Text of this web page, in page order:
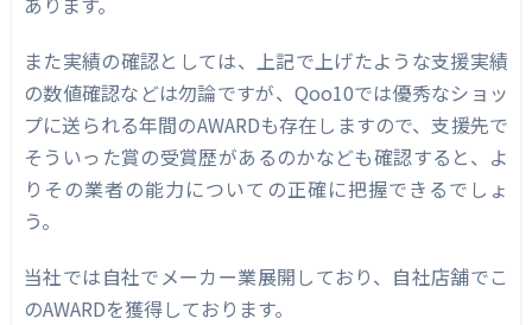
また実績の確認としては、上記で上げたような支援実績
の数値確認などは勿論ですが、Qoo10では優秀なショッ
プに送られる年間のAWARDも存在しますので、支援先で
そういった賞の受賞歴があるのかなども確認すると、よ
りその業者の能力についての正確に把握できるでしょ
う。
当社では自社でメーカー業展開しており、自社店舗でこ
のAWARDを獲得しております。